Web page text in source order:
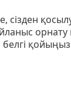
сізден
орнату